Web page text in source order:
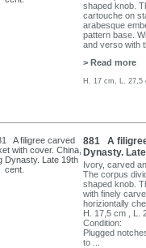
shaped knob.
cartouche on
arabesque
pattern base.
and verso with
> Read more
H. 17 cm, L. 27,5
881 A
Dynasty.
Ivory, carved
The corpus
shaped knob.
with finely
horiziontally
H. 17,5 cm , L.
Condition:
Plugged
to